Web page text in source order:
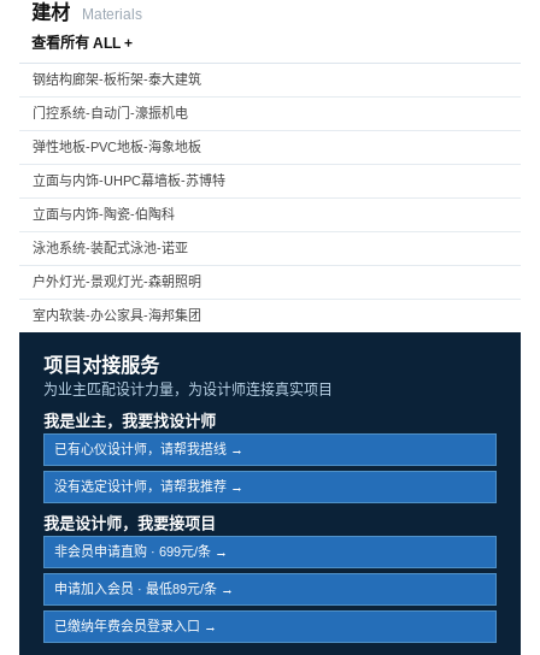
建材
Materials
查看所有 ALL +
钢结构廊架-板桁架-泰大建筑
门控系统-自动门-濠振机电
弹性地板-PVC地板-海象地板
立面与内饰-UHPC幕墙板-苏博特
立面与内饰-陶瓷-伯陶科
泳池系统-装配式泳池-诺亚
户外灯光-景观灯光-森朝照明
室内软装-办公家具-海邦集团
项目对接服务
为业主匹配设计力量，为设计师连接真实项目
我是业主，我要找设计师
已有心仪设计师，请帮我搭线 →
没有选定设计师，请帮我推荐 →
我是设计师，我要接项目
非会员申请直购 · 699元/条 →
申请加入会员 · 最低89元/条 →
已缴纳年费会员登录入口 →